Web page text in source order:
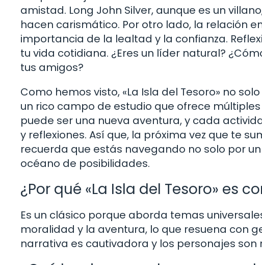
amistad. Long John Silver, aunque es un
hacen carismático. Por otro lado, la relación
importancia de la lealtad y la confianza.
tu vida cotidiana. ¿Eres un líder natural?
tus amigos?
Como hemos visto, «La Isla del Tesoro» no
un rico campo de estudio que ofrece
puede ser una nueva aventura, y cada
y reflexiones. Así que, la próxima vez que te
recuerda que estás navegando no solo por
océano de posibilidades.
¿Por qué «La Isla del Tesoro» es
Es un clásico porque aborda temas
moralidad y la aventura, lo que resuena con
narrativa es cautivadora y los personajes son